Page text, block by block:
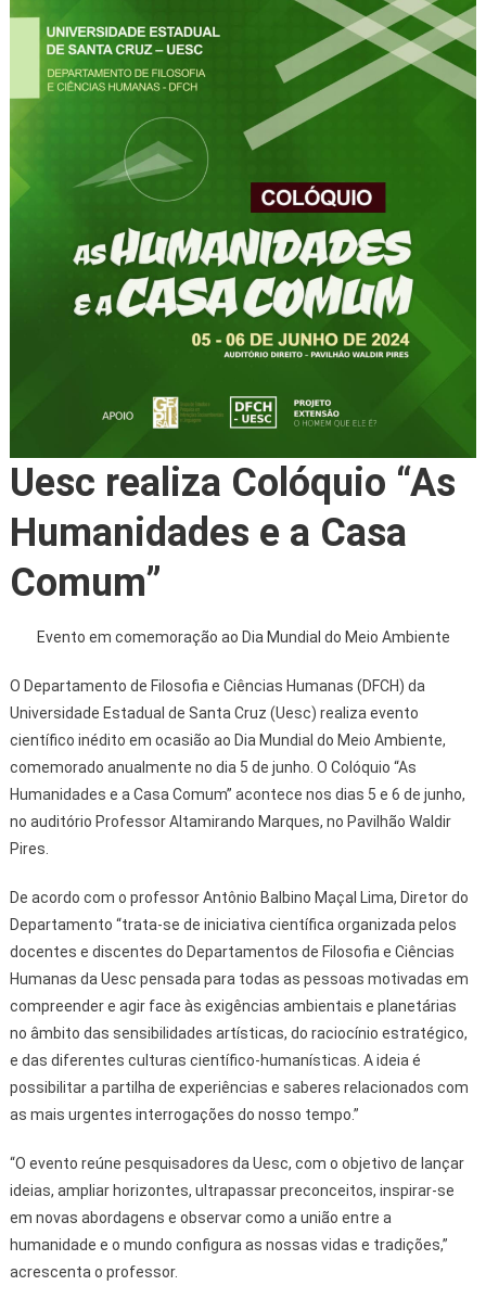
Uesc realiza Colóquio “As
Humanidades e a Casa
Comum”
Evento em comemoração ao Dia Mundial do Meio Ambiente
O Departamento de Filosofia e Ciências Humanas (DFCH) da
Universidade Estadual de Santa Cruz (Uesc) realiza evento
científico inédito em ocasião ao Dia Mundial do Meio Ambiente,
comemorado anualmente no dia 5 de junho. O Colóquio “As
Humanidades e a Casa Comum” acontece nos dias 5 e 6 de junho,
no auditório Professor Altamirando Marques, no Pavilhão Waldir
Pires.
De acordo com o professor Antônio Balbino Maçal Lima, Diretor do
Departamento “trata-se de iniciativa científica organizada pelos
docentes e discentes do Departamentos de Filosofia e Ciências
Humanas da Uesc pensada para todas as pessoas motivadas em
compreender e agir face às exigências ambientais e planetárias
no âmbito das sensibilidades artísticas, do raciocínio estratégico,
e das diferentes culturas científico-humanísticas. A ideia é
possibilitar a partilha de experiências e saberes relacionados com
as mais urgentes interrogações do nosso tempo.”
“O evento reúne pesquisadores da Uesc, com o objetivo de lançar
ideias, ampliar horizontes, ultrapassar preconceitos, inspirar-se
em novas abordagens e observar como a união entre a
humanidade e o mundo configura as nossas vidas e tradições,”
acrescenta o professor.